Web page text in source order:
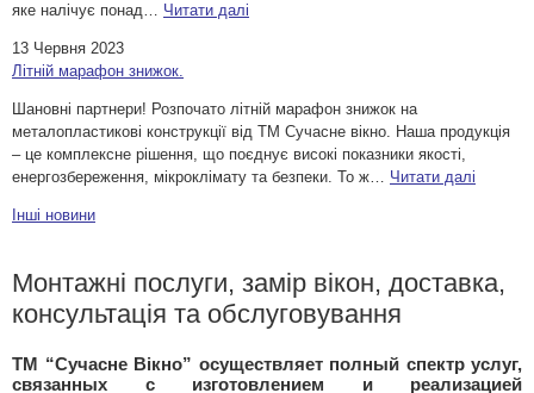
яке налічує понад… Читати далі
13 Червня 2023
Літній марафон знижок.
Шановні партнери! Розпочато літній марафон знижок на
металопластикові конструкції від ТМ Сучасне вікно. Наша продукція
– це комплексне рішення, що поєднує високі показники якості,
енергозбереження, мікроклімату та безпеки. То ж… Читати далі
Iншi новини
Монтажні послуги, замір вікон, доставка,
консультація та обслуговування
ТМ “Сучасне Вікно” осуществляет полный спектр услуг,
связанных с изготовлением и реализацией